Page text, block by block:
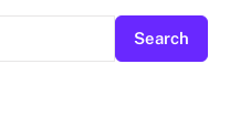
Search